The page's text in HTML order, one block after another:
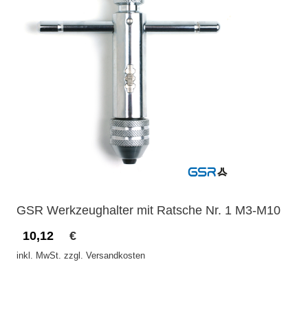
GSR Werkzeughalter mit Ratsche Nr. 1 M3-M10
10,12
€
inkl. MwSt. zzgl. Versandkosten